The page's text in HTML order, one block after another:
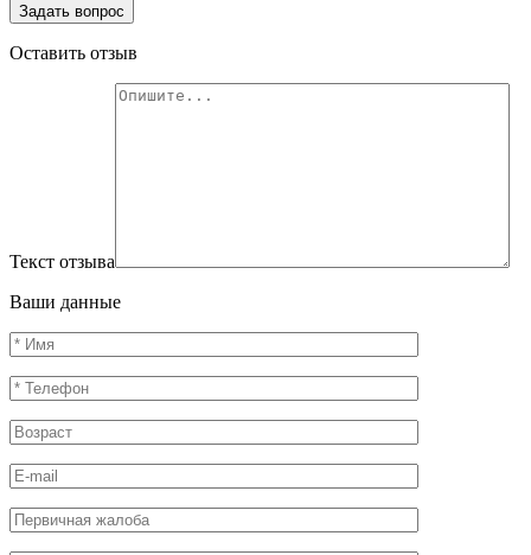
Задать вопрос
Оставить отзыв
Текст отзыва
Ваши данные